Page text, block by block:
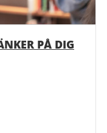
PÅ DIG